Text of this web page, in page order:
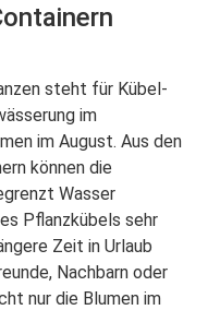
steht für Kübel-
im
im August. Aus den
können die
Wasser
Pflanzkübels sehr
Zeit in Urlaub
Nachbarn oder
nur die Blumen im